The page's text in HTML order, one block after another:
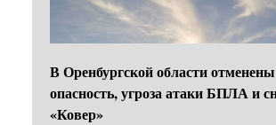
В Оренбургской области
опасность, угроза атаки БПЛА и
«Ковер»